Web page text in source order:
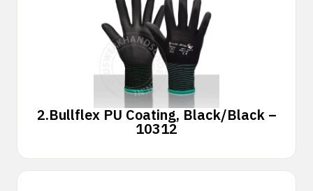
2.Bullflex PU Coating, Black/Black –
10312